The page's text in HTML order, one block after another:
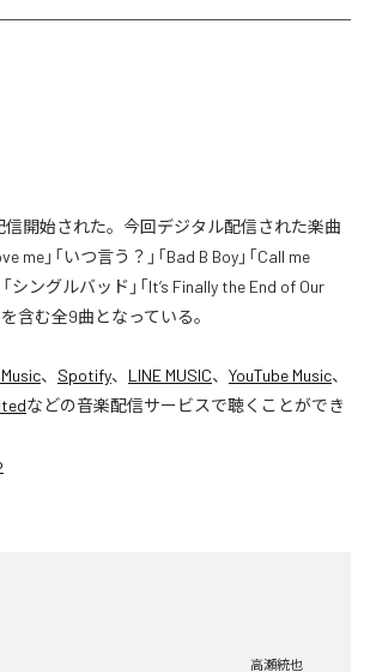
信開始された。今回デジタル配信された楽曲
me」「いつ言う？」「Bad B Boy」「Call me
シングルバッド」「It’s Finally the End of Our
を含む全9曲となっている。
、 Spotify、 LINE MUSIC、 YouTube Music、
などの音楽配信サービスで聴くことができ
高瀬統也